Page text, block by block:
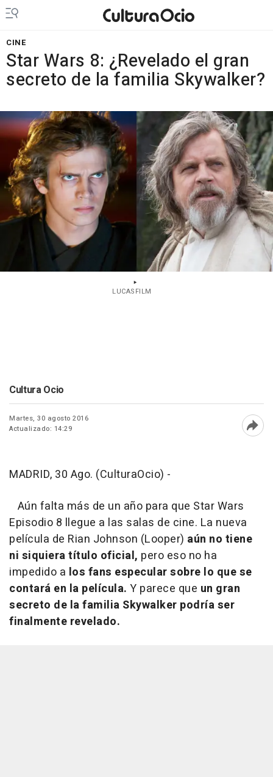
CINE
Star Wars 8: ¿Revelado el gran
secreto de la familia Skywalker?
LUCASFILM
Cultura Ocio
Martes, 30 agosto 2016
Actualizado: 14:29
MADRID, 30 Ago. (CulturaOcio) -
Aún falta más de un año para que Star Wars
Episodio 8 llegue a las salas de cine. La nueva
película de Rian Johnson (Looper) aún no tiene
ni siquiera título oficial, pero eso no ha
impedido a los fans especular sobre lo que se
contará en la película. Y parece que un gran
secreto de la familia Skywalker podría ser
finalmente revelado.